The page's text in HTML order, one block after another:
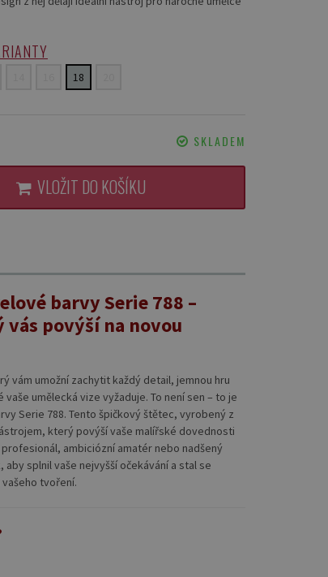
18
SKLADEM
VLOŽIT DO KOŠÍKU
barvy Serie 788 –
povýší na novou
vám umožní zachytit každý detail, jemnou hru
umělecká vize vyžaduje. To není sen – to je
Serie 788. Tento špičkový štětec, vyrobený z
který povýší vaše malířské dovednosti
ambiciózní amatér nebo nadšený
splnil vaše nejvyšší očekávání a stal se
tvoření.